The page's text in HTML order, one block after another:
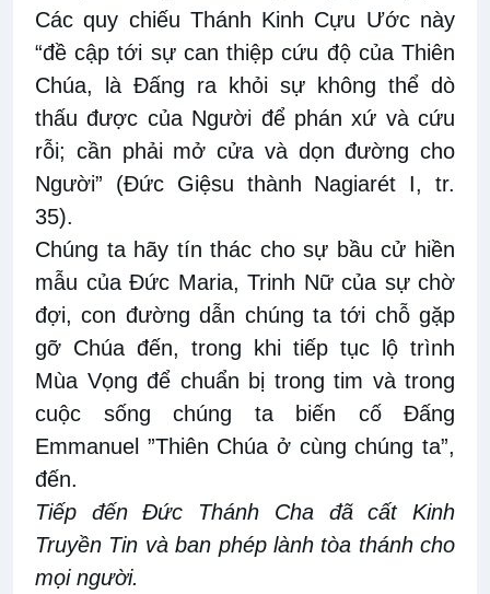
Các quy chiếu Thánh Kinh Cựu Ước này
“đề cập tới sự can thiệp cứu độ của Thiên
Chúa, là Đấng ra khỏi sự không thể dò
thấu được của Người để phán xứ và cứu
rỗi; cần phải mở cửa và dọn đường cho
Người” (Đức Giệsu thành Nagiarét I, tr.
35).
Chúng ta hãy tín thác cho sự bầu cử hiền
mẫu của Đức Maria, Trinh Nữ của sự chờ
đợi, con đường dẫn chúng ta tới chỗ gặp
gỡ Chúa đến, trong khi tiếp tục lộ trình
Mùa Vọng để chuẩn bị trong tim và trong
cuộc sống chúng ta biến cố Đấng
Emmanuel ”Thiên Chúa ở cùng chúng ta”,
đến.
Tiếp đến Đức Thánh Cha đã cất Kinh
Truyền Tin và ban phép lành tòa thánh cho
mọi người.